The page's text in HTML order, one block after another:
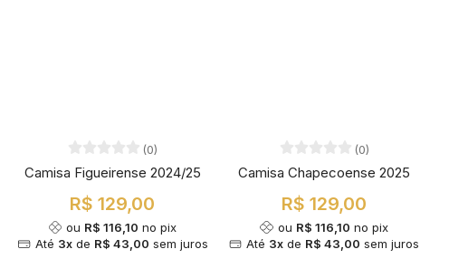
(0)
Camisa Figueirense 2024/25
R$ 129,00
ou R$ 116,10 no pix
Até 3xde R$ 43,00 sem juros
(0)
Camisa Chapecoense 2025
R$ 129,00
ou R$ 116,10 no pix
Até 3x de R$ 43,00 sem juros